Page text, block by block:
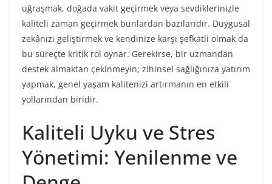
uğraşmak, doğada vakit geçirmek veya sevdiklerinizle
kaliteli zaman geçirmek bunlardan bazılarıdır. Duygusal
zekânızı geliştirmek ve kendinize karşı şefkatli olmak da
bu süreçte kritik rol oynar. Gerekirse, bir uzmandan
destek almaktan çekinmeyin; zihinsel sağlığınıza yatırım
yapmak, genel yaşam kalitenizi artırmanın en etkili
yollarından biridir.
Kaliteli Uyku ve Stres
Yönetimi: Yenilenme ve